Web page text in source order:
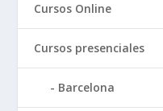
Cursos Online
Cursos presenciales
Barcelona